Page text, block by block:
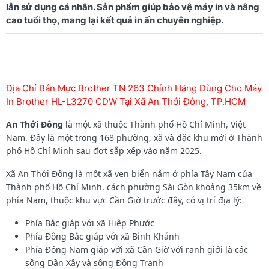
lẫn sử dụng cá nhân. Sản phẩm giúp bảo vệ máy in và nâng
Địa Chỉ Bán Mực Brother TN 263 Chính Hãng Dùng Cho Máy
In Brother HL-L3270 CDW Tại Xã An Thới Đông, TP.HCM
An Thới Đông là một xã thuộc Thành phố Hồ Chí Minh, Việt
Nam. Đây là một trong 168 phường, xã và đặc khu mới ở Thành
phố Hồ Chí Minh sau đợt sắp xếp vào năm 2025.
Xã An Thới Đông là một xã ven biển nằm ở phía Tây Nam của
Thành phố Hồ Chí Minh, cách phường Sài Gòn khoảng 35km về
phía Nam, thuộc khu vực Cần Giờ trước đây, có vị trí địa lý:
Phía Bắc giáp với xã Hiệp Phước
Phía Đông Bắc giáp với xã Bình Khánh
Phía Đông Nam giáp với xã Cần Giờ với ranh giới là các
sông Dần Xây và sông Đồng Tranh